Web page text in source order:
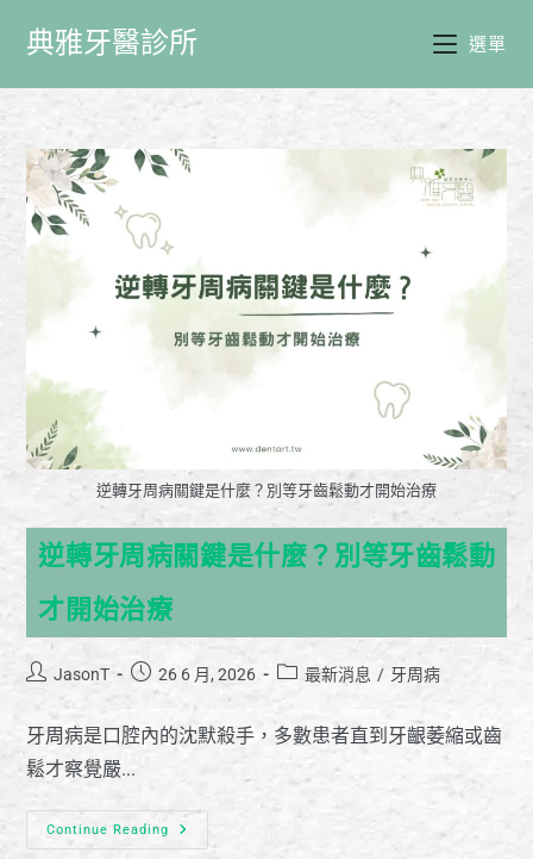
典雅牙醫診所 選單
逆轉牙周病關鍵是什麼？別等牙齒鬆動才開始治療
逆轉牙周病關鍵是什麼？別等牙齒鬆動
才開始治療
JasonT 26 6 月, 2026 最新消息 / 牙周病
牙周病是口腔內的沈默殺手，多數患者直到牙齦萎縮或齒
鬆才察覺嚴...
Continue Reading